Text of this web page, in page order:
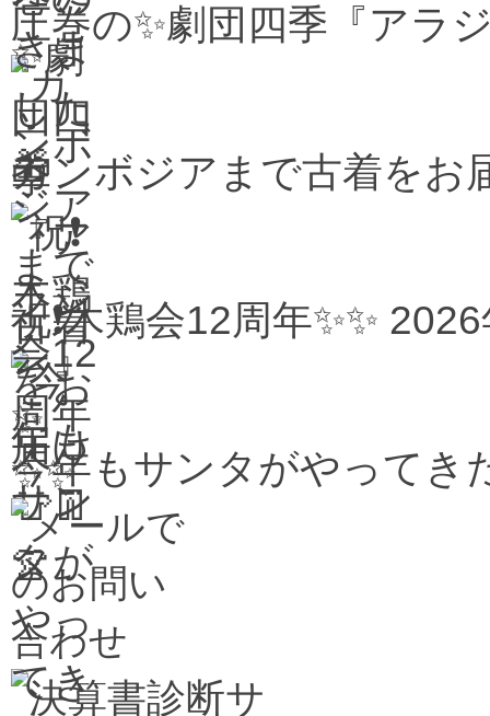
圧巻の✨劇団四季『アラ
カンボジアまで古着をお
祝❗木鶏会12周年✨✨
今年もサンタがやってき